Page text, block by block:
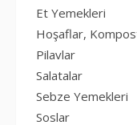
Et Yemekleri
Hoşaflar,
Pilavlar
Salatalar
Sebze Yemekleri
Soslar